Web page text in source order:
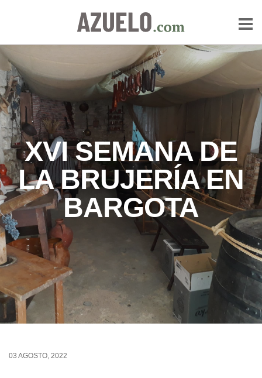
XVI SEMANA DE
LA BRUJERÍA EN
BARGOTA
03 AGOSTO, 2022